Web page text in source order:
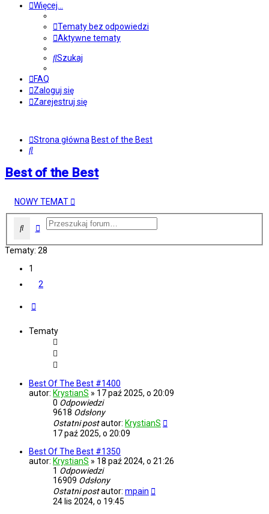
Więcej…
Tematy bez odpowiedzi
Aktywne tematy
Szukaj
FAQ
Zaloguj się
Zarejestruj się
Strona główna Best of the Best
Szukaj
Best of the Best
NOWY TEMAT
SzukajWyszukiwanie zaawansowane
Tematy: 28
1
2
Tematy
Best Of The Best #1400
autor: KrystianS » 17 paź 2025, o 20:09
0 Odpowiedzi
9618 Odsłony
Ostatni postautor: KrystianS
17 paź 2025, o 20:09
Best Of The Best #1350
autor: KrystianS » 18 paź 2024, o 21:26
1 Odpowiedzi
16909 Odsłony
Ostatni postautor: mpain
24 lis 2024, o 19:45